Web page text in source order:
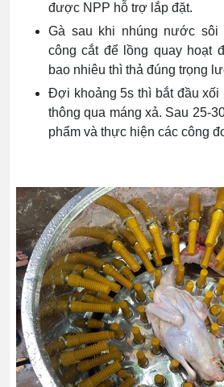
được NPP hỗ trợ lắp đặt.
Gà sau khi nhúng nước sôi
công cắt để lồng quay hoạt
bao nhiêu thì thả đúng trọng
Đợi khoảng 5s thì bắt đầu
thông qua máng xả. Sau 25-
phẩm và thực hiện các công